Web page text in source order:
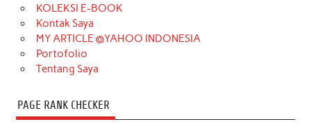
KOLEKSI E-BOOK
Kontak Saya
MY ARTICLE @YAHOO INDONESIA
Portofolio
Tentang Saya
PAGE RANK CHECKER